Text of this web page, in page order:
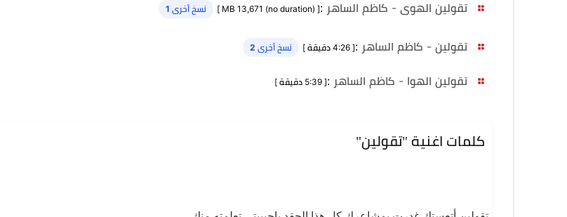
تقولين الهوى - كاظم الساهر :
[ MB 13,671 (no duration) ] نسخ أخرى 1
تقولين - كاظم الساهر :[ 4:26 دقيقة ] نسخ أخرى 2
تقولين الهوا - كاظم الساهر :[ 5:39 دقيقة ]
كلمات اغنية "تقولين"